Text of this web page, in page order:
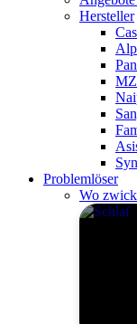
Hersteller
Problemlöser
Wo